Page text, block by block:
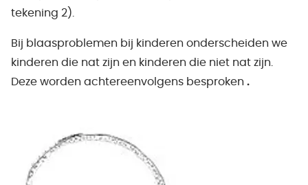
tekening 2).
Bij blaasproblemen bij kinderen onderscheiden we
kinderen die nat zijn en kinderen die niet nat zijn.
Deze worden achtereenvolgens besproken .